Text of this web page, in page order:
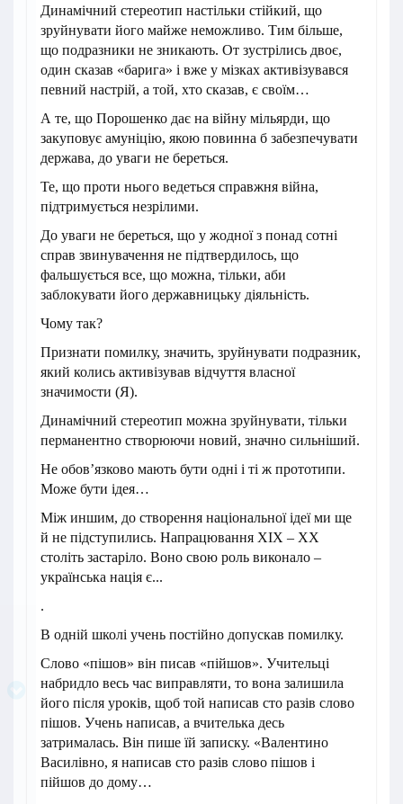
Динамічний стереотип настільки стійкий, що
зруйнувати його майже неможливо. Тим більше,
що подразники не зникають. От зустрілись двоє,
один сказав «барига» і вже у мізках активізувався
певний настрій, а той, хто сказав, є своїм…
А те, що Порошенко дає на війну мільярди, що
закуповує амуніцію, якою повинна б забезпечувати
держава, до уваги не береться.
Те, що проти нього ведеться справжня війна,
підтримується незрілими.
До уваги не береться, що у жодної з понад сотні
справ звинувачення не підтвердилось, що
фальшується все, що можна, тільки, аби
заблокувати його державницьку діяльність.
Чому так?
Признати помилку, значить, зруйнувати подразник,
який колись активізував відчуття власної
значимости (Я).
Динамічний стереотип можна зруйнувати, тільки
перманентно створюючи новий, значно сильніший.
Не обов’язково мають бути одні і ті ж прототипи.
Може бути ідея…
Між иншим, до створення національної ідеї ми ще
й не підступились. Напрацювання ХІХ – ХХ
століть застаріло. Воно свою роль виконало –
українська нація є...
.
В одній школі учень постійно допускав помилку.
Слово «пішов» він писав «пійшов». Учительці
набридло весь час виправляти, то вона залишила
його після уроків, щоб той написав сто разів слово
пішов. Учень написав, а вчителька десь
затрималась. Він пише їй записку. «Валентино
Василівно, я написав сто разів слово пішов і
пійшов до дому…